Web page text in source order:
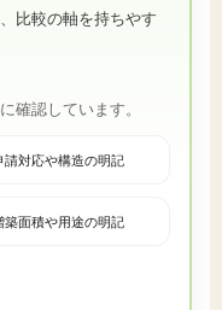
比較の軸を持ちやす
確認しています。
請対応や構造の明記
築面積や用途の明記